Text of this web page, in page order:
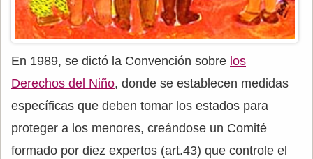
En 1989, se dictó la Convención sobre los
Derechos del Niño, donde se establecen medidas
específicas que deben tomar los estados para
proteger a los menores, creándose un Comité
formado por diez expertos (art.43) que controle el